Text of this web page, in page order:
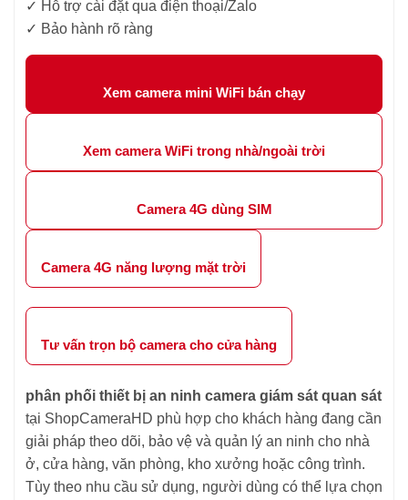
✓ Hỗ trợ cài đặt qua điện thoại/Zalo
✓ Bảo hành rõ ràng
Xem camera mini WiFi bán chạy
Xem camera WiFi trong nhà/ngoài trời
Camera 4G dùng SIM
Camera 4G năng lượng mặt trời
Tư vấn trọn bộ camera cho cửa hàng
phân phối thiết bị an ninh camera giám sát quan sát
tại ShopCameraHD phù hợp cho khách hàng đang cần
giải pháp theo dõi, bảo vệ và quản lý an ninh cho nhà
ở, cửa hàng, văn phòng, kho xưởng hoặc công trình.
Tùy theo nhu cầu sử dụng, người dùng có thể lựa chọn